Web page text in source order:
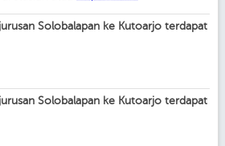
Solobalapan ke Kutoarjo terdapat
Solobalapan ke Kutoarjo terdapat